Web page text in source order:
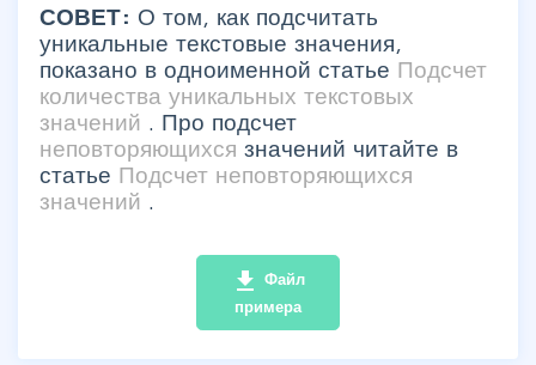
СОВЕТ: О том, как подсчитать
уникальные текстовые значения,
показано в одноименной статье Подсчет
количества уникальных текстовых
значений
. Про подсчет
неповторяющихся значений читайте в
статье Подсчет неповторяющихся
значений
file_download Файл
примера